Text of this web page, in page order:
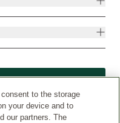
to the storage
your device and to
our partners. The